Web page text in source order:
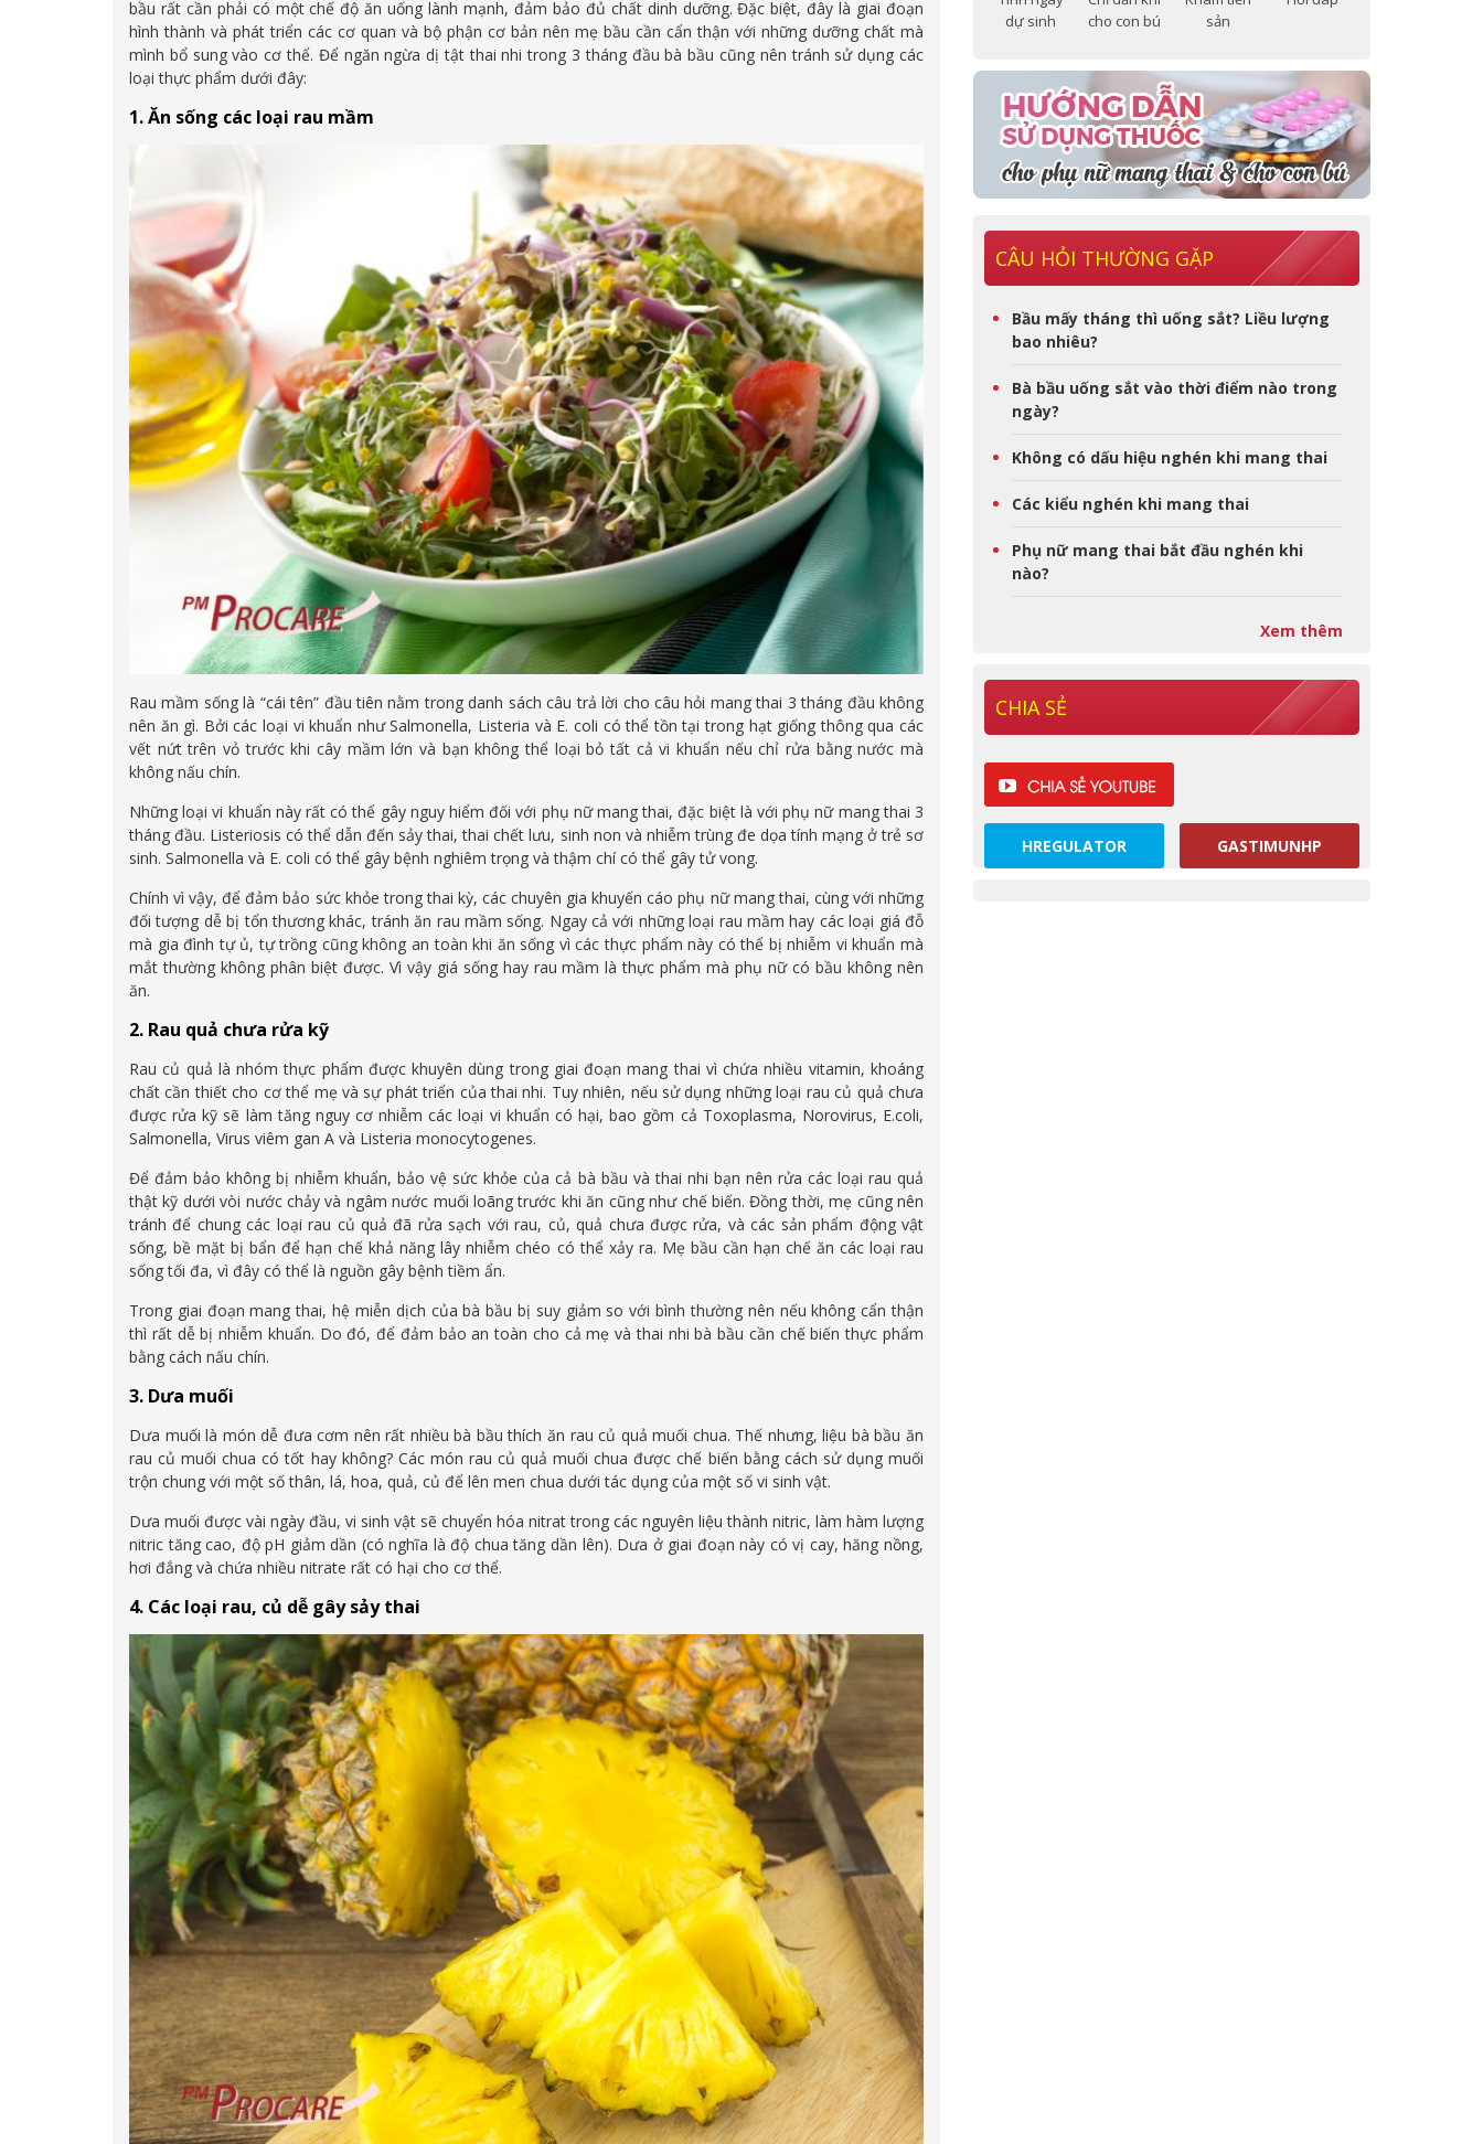
bầu rất cần phải có một chế độ ăn uống lành mạnh, đảm bảo đủ chất dinh dưỡng. Đặc biệt, đây là giai đoạn
hình thành và phát triển các cơ quan và bộ phận cơ bản nên mẹ bầu cần cẩn thận với những dưỡng chất mà
mình bổ sung vào cơ thể. Để ngăn ngừa dị tật thai nhi trong 3 tháng đầu bà bầu cũng nên tránh sử dụng các
loại thực phẩm dưới đây:
1. Ăn sống các loại rau mầm
Rau mầm sống là “cái tên” đầu tiên nằm trong danh sách câu trả lời cho câu hỏi mang thai 3 tháng đầu không
nên ăn gì. Bởi các loại vi khuẩn như Salmonella, Listeria và E. coli có thể tồn tại trong hạt giống thông qua các
vết nứt trên vỏ trước khi cây mầm lớn và bạn không thể loại bỏ tất cả vi khuẩn nếu chỉ rửa bằng nước mà
không nấu chín.
Những loại vi khuẩn này rất có thể gây nguy hiểm đối với phụ nữ mang thai, đặc biệt là với phụ nữ mang thai 3
tháng đầu. Listeriosis có thể dẫn đến sảy thai, thai chết lưu, sinh non và nhiễm trùng đe dọa tính mạng ở trẻ sơ
sinh. Salmonella và E. coli có thể gây bệnh nghiêm trọng và thậm chí có thể gây tử vong.
Chính vì vậy, để đảm bảo sức khỏe trong thai kỳ, các chuyên gia khuyến cáo phụ nữ mang thai, cùng với những
đối tượng dễ bị tổn thương khác, tránh ăn rau mầm sống. Ngay cả với những loại rau mầm hay các loại giá đỗ
mà gia đình tự ủ, tự trồng cũng không an toàn khi ăn sống vì các thực phẩm này có thể bị nhiễm vi khuẩn mà
mắt thường không phân biệt được. Vì vậy giá sống hay rau mầm là thực phẩm mà phụ nữ có bầu không nên
ăn.
2. Rau quả chưa rửa kỹ
Rau củ quả là nhóm thực phẩm được khuyên dùng trong giai đoạn mang thai vì chứa nhiều vitamin, khoáng
chất cần thiết cho cơ thể mẹ và sự phát triển của thai nhi. Tuy nhiên, nếu sử dụng những loại rau củ quả chưa
được rửa kỹ sẽ làm tăng nguy cơ nhiễm các loại vi khuẩn có hại, bao gồm cả Toxoplasma, Norovirus, E.coli,
Salmonella, Virus viêm gan A và Listeria monocytogenes.
Để đảm bảo không bị nhiễm khuẩn, bảo vệ sức khỏe của cả bà bầu và thai nhi bạn nên rửa các loại rau quả
thật kỹ dưới vòi nước chảy và ngâm nước muối loãng trước khi ăn cũng như chế biến. Đồng thời, mẹ cũng nên
tránh để chung các loại rau củ quả đã rửa sạch với rau, củ, quả chưa được rửa, và các sản phẩm động vật
sống, bề mặt bị bẩn để hạn chế khả năng lây nhiễm chéo có thể xảy ra. Mẹ bầu cần hạn chế ăn các loại rau
sống tối đa, vì đây có thể là nguồn gây bệnh tiềm ẩn.
Trong giai đoạn mang thai, hệ miễn dịch của bà bầu bị suy giảm so với bình thường nên nếu không cẩn thận
thì rất dễ bị nhiễm khuẩn. Do đó, để đảm bảo an toàn cho cả mẹ và thai nhi bà bầu cần chế biến thực phẩm
bằng cách nấu chín.
3. Dưa muối
Dưa muối là món dễ đưa cơm nên rất nhiều bà bầu thích ăn rau củ quả muối chua. Thế nhưng, liệu bà bầu ăn
rau củ muối chua có tốt hay không? Các món rau củ quả muối chua được chế biến bằng cách sử dụng muối
trộn chung với một số thân, lá, hoa, quả, củ để lên men chua dưới tác dụng của một số vi sinh vật.
Dưa muối được vài ngày đầu, vi sinh vật sẽ chuyển hóa nitrat trong các nguyên liệu thành nitric, làm hàm lượng
nitric tăng cao, độ pH giảm dần (có nghĩa là độ chua tăng dần lên). Dưa ở giai đoạn này có vị cay, hăng nồng,
hơi đắng và chứa nhiều nitrate rất có hại cho cơ thể.
4. Các loại rau, củ dễ gây sảy thai
dự sinh
cho con bú
sản
CÂU HỎI THƯỜNG GẶP
Bầu mấy tháng thì uống sắt? Liều lượng
bao nhiêu?
Bà bầu uống sắt vào thời điểm nào trong
ngày?
Không có dấu hiệu nghén khi mang thai
Các kiểu nghén khi mang thai
Phụ nữ mang thai bắt đầu nghén khi
nào?
Xem thêm
CHIA SẺ
HREGULATOR GASTIMUNHP